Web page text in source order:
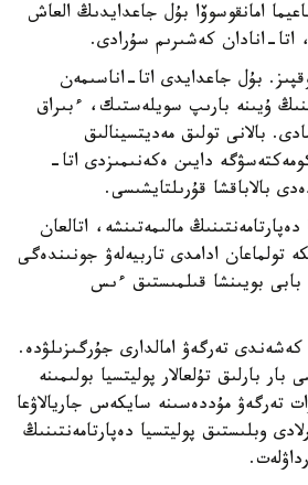
امانقوسوۆا بۇل جاعدايدىڭ العاش
اتا-انادان كەشىرىم سۇرادى.
بۇل جاعدايدى اتا-اناسىمەن
ۇيىنە بارىپ سويلەستىك، ءبىراق
بالانى تولىق مەديتسينالىق
دايىن ەكەنىمىزدى اتا-
بالاباقشا قۇرىلتايشىسى.
مالىمەتىنشە، اتالعان
تولماعان ادامدى تاربيەلەۋ جونىندەگى
بابى بويىنشا قىلمىستىق ءىس
كەشەندى تەرگەۋ امالدارى جۇرگىزىلۋدە.
بارلىق تۇلعالار پوليتسيا بولىمىنە
تەرگەۋ مۇددەسىنە سايكەس جاريالاۋعا
وبلىستىق پوليتسيا دەپارتامەنتىنىڭ